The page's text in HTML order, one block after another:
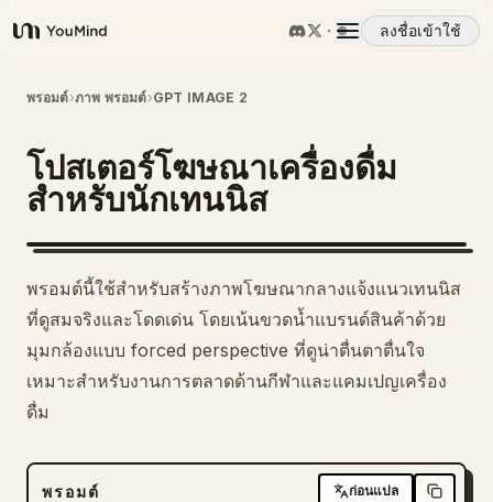
YouMind
ลงชื่อเข้าใช้
ภาพรวม
กรณีการใช้งาน
ทักษะ
พรอมต์
ราคา
พรอมต์›ภาพ พรอมต์›GPT IMAGE 2
โปสเตอร์โฆษณาเครื่องดื่ม
สำหรับนักเทนนิส
พรอมต์นี้ใช้สำหรับสร้างภาพโฆษณากลางแจ้งแนวเทนนิส
ที่ดูสมจริงและโดดเด่น โดยเน้นขวดน้ำแบรนด์สินค้าด้วย
มุมกล้องแบบ forced perspective ที่ดูน่าตื่นตาตื่นใจ
เหมาะสำหรับงานการตลาดด้านกีฬาและแคมเปญเครื่อง
ดื่ม
พรอมต์ ก่อนแปล